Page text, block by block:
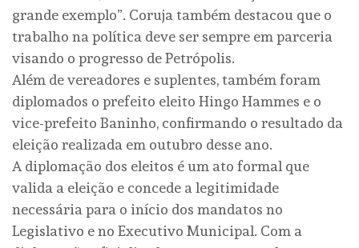
grande exemplo”. Coruja também destacou que o
trabalho na política deve ser sempre em parceria
visando o progresso de Petrópolis.
Além de vereadores e suplentes, também foram
diplomados o prefeito eleito Hingo Hammes e o
vice-prefeito Baninho, confirmando o resultado da
eleição realizada em outubro desse ano.
A diplomação dos eleitos é um ato formal que
valida a eleição e concede a legitimidade
necessária para o início dos mandatos no
Legislativo e no Executivo Municipal. Com a